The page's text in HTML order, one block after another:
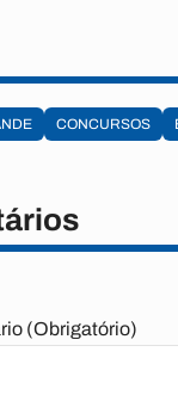
CONCURSOS
(Obrigatório)